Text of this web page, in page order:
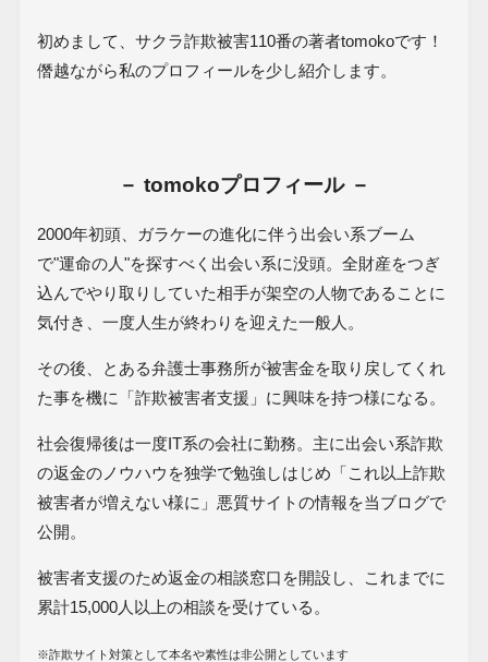
初めまして、サクラ詐欺被害110番の著者tomokoです！
僭越ながら私のプロフィールを少し紹介します。
－ tomokoプロフィール －
2000年初頭、ガラケーの進化に伴う出会い系ブーム
で"運命の人"を探すべく出会い系に没頭。全財産をつぎ
込んでやり取りしていた相手が架空の人物であることに
気付き、一度人生が終わりを迎えた一般人。
その後、とある弁護士事務所が被害金を取り戻してくれ
た事を機に「詐欺被害者支援」に興味を持つ様になる。
社会復帰後は一度IT系の会社に勤務。主に出会い系詐欺
の返金のノウハウを独学で勉強しはじめ「これ以上詐欺
被害者が増えない様に」悪質サイトの情報を当ブログで
公開。
被害者支援のため返金の相談窓口を開設し、これまでに
累計15,000人以上の相談を受けている。
※詐欺サイト対策として本名や素性は非公開としています